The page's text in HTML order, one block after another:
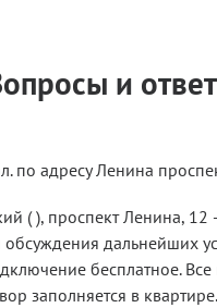
и
по адресу Ленина
( ), проспект Ленина,
обсуждения дальнейших
бесплатное.
заполняется в квартире.